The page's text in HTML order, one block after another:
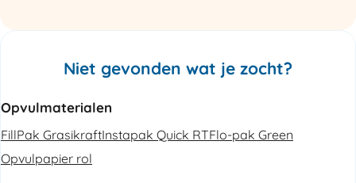
Niet gevonden wat je zocht?
Opvulmaterialen
FillPak GrasikraftInstapak Quick RTFlo-pak Green
Opvulpapier rol